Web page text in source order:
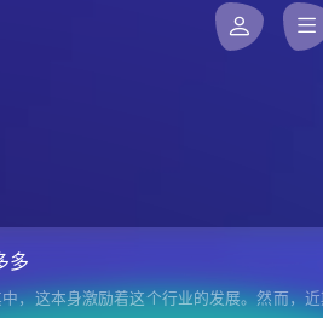
多
，这本身激励着这个行业的发展。然而，